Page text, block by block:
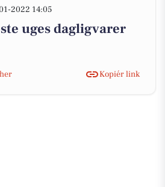
2022 14:05
uges dagligvarer
Kopiér link